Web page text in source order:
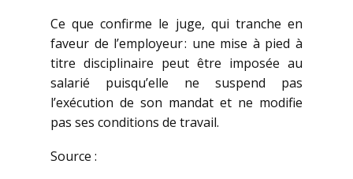
Ce que confirme le juge, qui tranche en
faveur de l’employeur : une mise à pied à
titre disciplinaire peut être imposée au
salarié puisqu’elle ne suspend pas
l’exécution de son mandat et ne modifie
pas ses conditions de travail.
Source :